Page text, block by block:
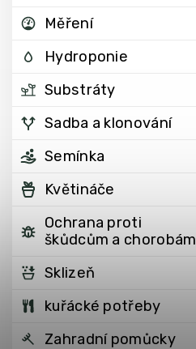
Měření
Hydroponie
Substráty
Sadba a klonování
Semínka
Květináče
Ochrana proti
škůdcům a chorobám
Sklizeň
kuřácké potřeby
Zahradní pomůcky